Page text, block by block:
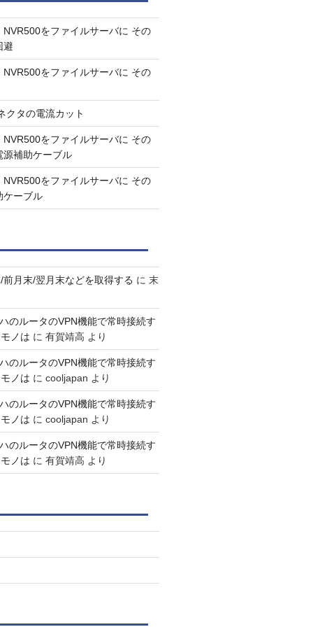
をファイルサーバに その
避
をファイルサーバに その
クタの電流カット
をファイルサーバに その
源補助ケーブル
をファイルサーバに その
ケーブル
月末/翌月末などを取得する に 末
のルータのVPN機能で常時接続す
ノは に 有賀靖高 より
のルータのVPN機能で常時接続す
ノは に cooljapan より
のルータのVPN機能で常時接続す
ノは に cooljapan より
のルータのVPN機能で常時接続す
ノは に 有賀靖高 より